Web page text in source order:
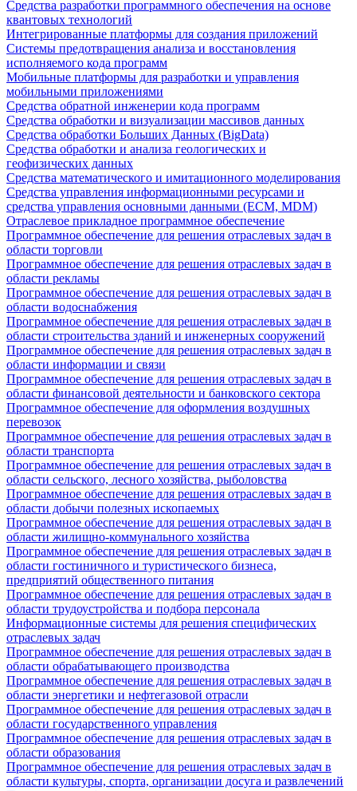
Средства разработки программного обеспечения на основе
квантовых технологий
Интегрированные платформы для создания приложений
Системы предотвращения анализа и восстановления
исполняемого кода программ
Мобильные платформы для разработки и управления
мобильными приложениями
Средства обратной инженерии кода программ
Средства обработки и визуализации массивов данных
Средства обработки Больших Данных (BigData)
Средства обработки и анализа геологических и
геофизических данных
Средства математического и имитационного моделирования
Средства управления информационными ресурсами и
средства управления основными данными (ECM, MDM)
Отраслевое прикладное программное обеспечение
Программное обеспечение для решения отраслевых задач в
области торговли
Программное обеспечение для решения отраслевых задач в
области рекламы
Программное обеспечение для решения отраслевых задач в
области водоснабжения
Программное обеспечение для решения отраслевых задач в
области строительства зданий и инженерных сооружений
Программное обеспечение для решения отраслевых задач в
области информации и связи
Программное обеспечение для решения отраслевых задач в
области финансовой деятельности и банковского сектора
Программное обеспечение для оформления воздушных
перевозок
Программное обеспечение для решения отраслевых задач в
области транспорта
Программное обеспечение для решения отраслевых задач в
области сельского, лесного хозяйства, рыболовства
Программное обеспечение для решения отраслевых задач в
области добычи полезных ископаемых
Программное обеспечение для решения отраслевых задач в
области жилищно-коммунального хозяйства
Программное обеспечение для решения отраслевых задач в
области гостиничного и туристического бизнеса,
предприятий общественного питания
Программное обеспечение для решения отраслевых задач в
области трудоустройства и подбора персонала
Информационные системы для решения специфических
отраслевых задач
Программное обеспечение для решения отраслевых задач в
области обрабатывающего производства
Программное обеспечение для решения отраслевых задач в
области энергетики и нефтегазовой отрасли
Программное обеспечение для решения отраслевых задач в
области государственного управления
Программное обеспечение для решения отраслевых задач в
области образования
Программное обеспечение для решения отраслевых задач в
области культуры, спорта, организации досуга и развлечений